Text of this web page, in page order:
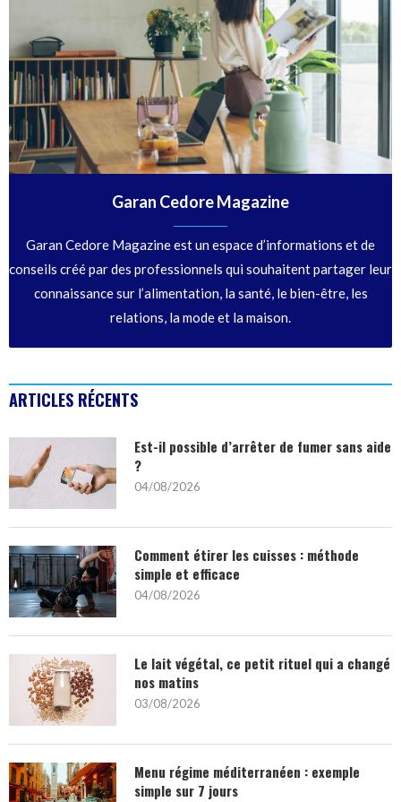
Garan Cedore Magazine
Garan Cedore Magazine est un espace d’informations et de
conseils créé par des professionnels qui souhaitent partager leur
connaissance sur l’alimentation, la santé, le bien-être, les
relations, la mode et la maison.
ARTICLES RÉCENTS
Est-il possible d’arrêter de fumer sans aide
?
04/08/2026
Comment étirer les cuisses : méthode
simple et efficace
04/08/2026
Le lait végétal, ce petit rituel qui a changé
nos matins
03/08/2026
Menu régime méditerranéen : exemple
simple sur 7 jours